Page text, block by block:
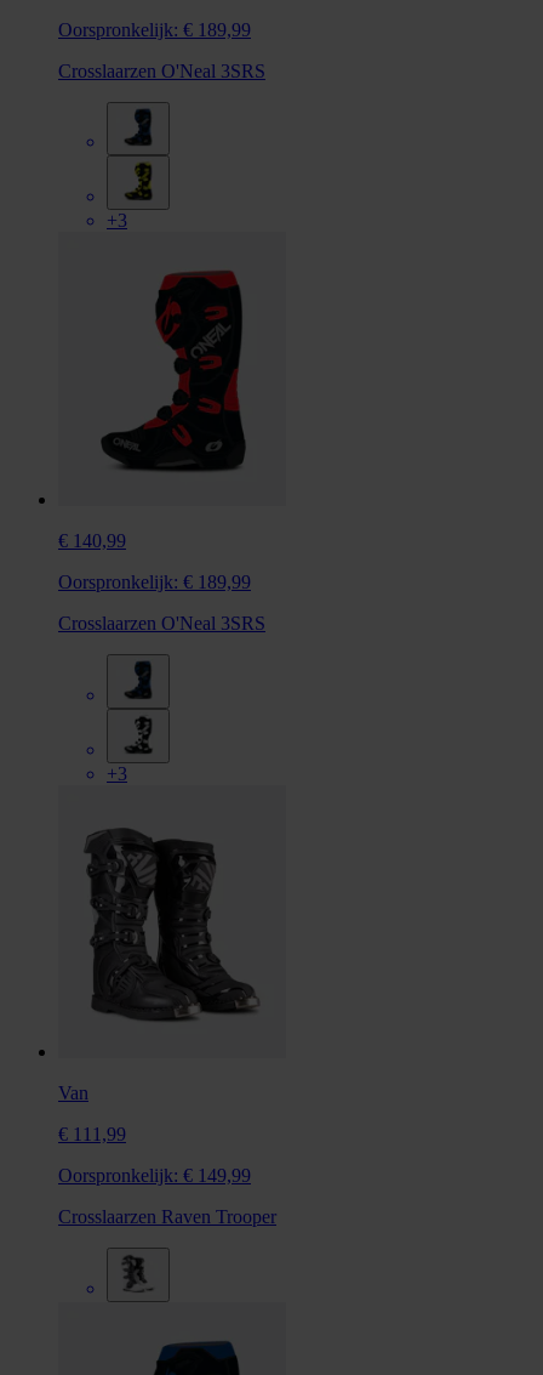
Oorspronkelijk: € 189,99
Crosslaarzen O'Neal 3SRS
+3
€ 140,99
Oorspronkelijk: € 189,99
Crosslaarzen O'Neal 3SRS
+3
Van
€ 111,99
Oorspronkelijk: € 149,99
Crosslaarzen Raven Trooper